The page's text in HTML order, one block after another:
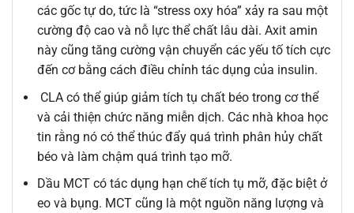
các gốc tự do, tức là “stress oxy hóa” xảy ra sau một
cường độ cao và nỗ lực thể chất lâu dài. Axit amin
này cũng tăng cường vận chuyển các yếu tố tích cực
đến cơ bằng cách điều chỉnh tác dụng của insulin.
CLA có thể giúp giảm tích tụ chất béo trong cơ thể
và cải thiện chức năng miễn dịch. Các nhà khoa học
tin rằng nó có thể thúc đẩy quá trình phân hủy chất
béo và làm chậm quá trình tạo mỡ.
Dầu MCT có tác dụng hạn chế tích tụ mỡ, đặc biệt ở
eo và bụng. MCT cũng là một nguồn năng lượng và